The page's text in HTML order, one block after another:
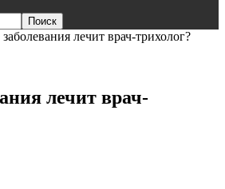
лечит врач-трихолог?
лечит врач-